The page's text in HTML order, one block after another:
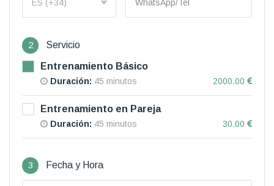
2 Servicio
Entrenamiento Básico
Duración: 45 minutos 2000.00
Entrenamiento en Pareja
Duración: 45 minutos 30.00
3 Fecha y Hora